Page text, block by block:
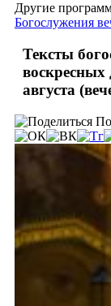
Другие
Богослужения
Тексты
воскресных
августа